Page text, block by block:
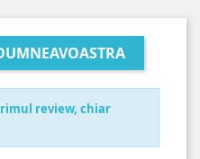
review, chiar